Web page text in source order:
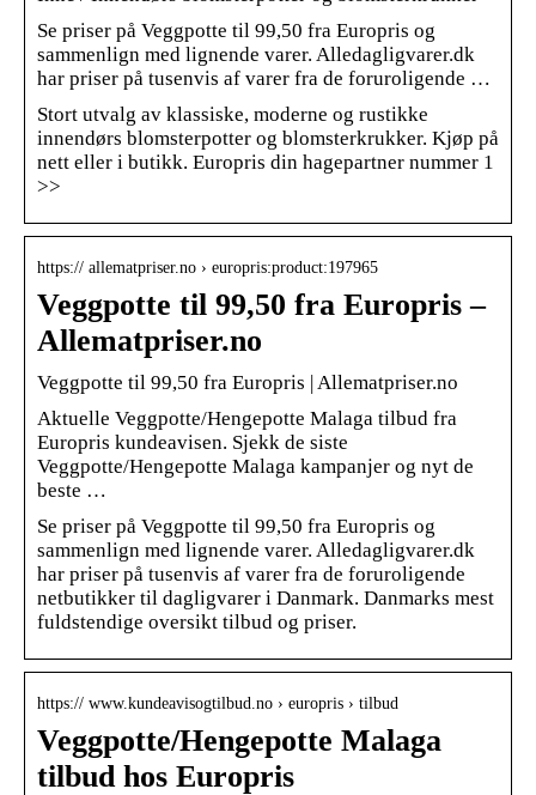
Se priser på Veggpotte til 99,50 fra Europris og
sammenlign med lignende varer. Alledagligvarer.dk
har priser på tusenvis af varer fra de foruroligende …
Stort utvalg av klassiske, moderne og rustikke
innendørs blomsterpotter og blomsterkrukker. Kjøp på
nett eller i butikk. Europris din hagepartner nummer 1
>>
https:// allematpriser.no › europris:product:197965
Veggpotte til 99,50 fra Europris –
Allematpriser.no
Veggpotte til 99,50 fra Europris | Allematpriser.no
Aktuelle Veggpotte/Hengepotte Malaga tilbud fra
Europris kundeavisen. Sjekk de siste
Veggpotte/Hengepotte Malaga kampanjer og nyt de
beste …
Se priser på Veggpotte til 99,50 fra Europris og
sammenlign med lignende varer. Alledagligvarer.dk
har priser på tusenvis af varer fra de foruroligende
netbutikker til dagligvarer i Danmark. Danmarks mest
fuldstendige oversikt tilbud og priser.
https:// www.kundeavisogtilbud.no › europris › tilbud
Veggpotte/Hengepotte Malaga
tilbud hos Europris